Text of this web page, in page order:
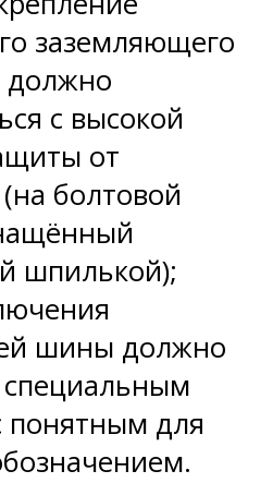
заземляющего
должно
с высокой
от
болтовой
шпилькой);
шины должно
понятным для